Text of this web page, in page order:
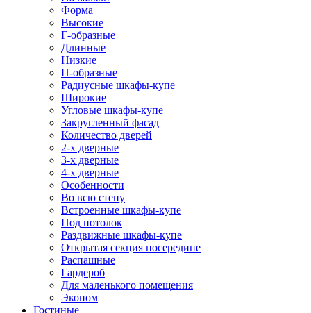
Форма
Высокие
Г-образные
Длинные
Низкие
П-образные
Радиусные шкафы-купе
Широкие
Угловые шкафы-купе
Закругленный фасад
Количество дверей
2-х дверные
3-х дверные
4-х дверные
Особенности
Во всю стену
Встроенные шкафы-купе
Под потолок
Раздвижные шкафы-купе
Открытая секция посередине
Распашные
Гардероб
Для маленького помещения
Эконом
Гостиные